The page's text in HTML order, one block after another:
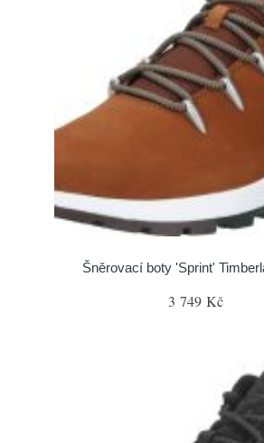
Šněrovací boty 'Sprint'
3 749 Kč